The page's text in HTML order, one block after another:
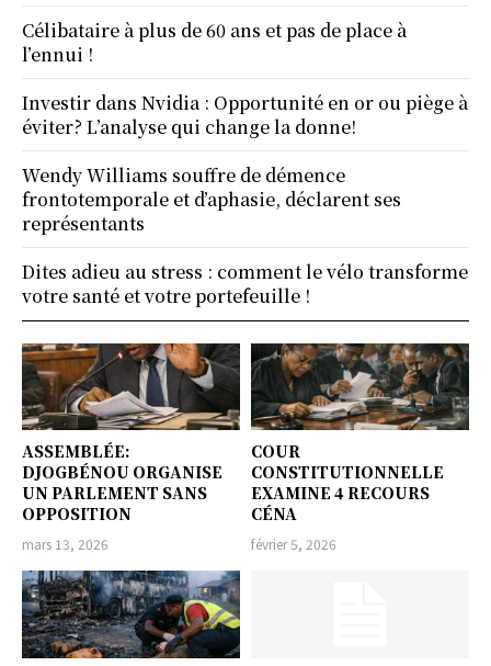
ASSEMBLÉE:
DJOGBÉNOU ORGANISE
UN PARLEMENT SANS
OPPOSITION
mars 13, 2026
COUR
CONSTITUTIONNELLE
EXAMINE 4 RECOURS
CÉNA
février 5, 2026
Célibataire à plus de 60 ans et pas de place à
l’ennui !
Investir dans Nvidia : Opportunité en or ou piège à
éviter? L’analyse qui change la donne!
Wendy Williams souffre de démence
frontotemporale et d’aphasie, déclarent ses
représentants
Dites adieu au stress : comment le vélo transforme
votre santé et votre portefeuille !